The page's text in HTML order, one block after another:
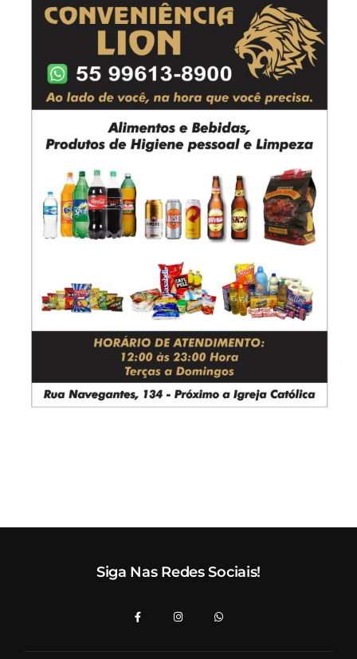
Siga Nas Redes Sociais!